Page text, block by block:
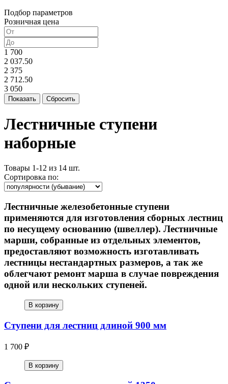
Подбор параметров
Розничная цена
1 700
2 037.50
2 375
2 712.50
3 050
Лестничные ступени
наборные
Товары 1-12 из 14 шт.
Сортировка по:
Лестничные железобетонные ступени
применяются для изготовления сборных лестниц
по несущему основанию (швеллер). Лестничные
марши, собранные из отдельных элементов,
предоставляют возможность изготавливать
лестницы нестандартных размеров, а так же
облегчают ремонт марша в случае повреждения
одной или нескольких ступеней.
В корзину
Ступени для лестниц длиной 900 мм
1 700 ₽
В корзину